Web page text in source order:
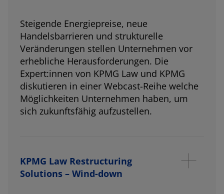
Steigende Energiepreise, neue
Handelsbarrieren und strukturelle
Veränderungen stellen Unternehmen vor
erhebliche Herausforderungen. Die
Expert:innen von KPMG Law und KPMG
diskutieren in einer Webcast-Reihe welche
Möglichkeiten Unternehmen haben, um
sich zukunftsfähig aufzustellen.
KPMG Law Restructuring
Solutions – Wind-down